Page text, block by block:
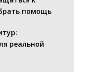
помощь
реальной